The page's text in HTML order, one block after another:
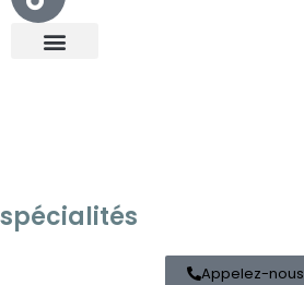
spécialités
Appelez-nous